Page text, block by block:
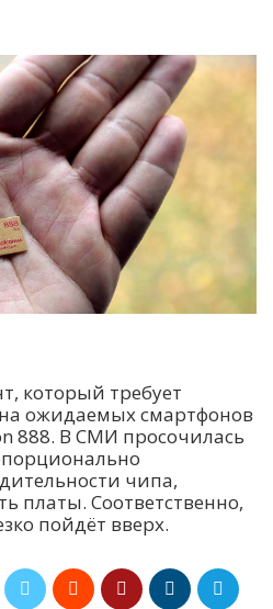
который требует
ожидаемых смартфонов
888. В СМИ просочилась
чипа,
платы. Соответственно,
пойдёт вверх.